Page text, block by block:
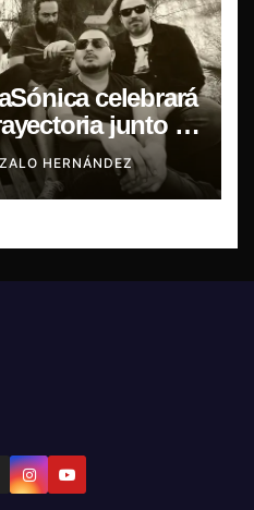
celebrará
junto a
Bar de René
HERNÁNDEZ